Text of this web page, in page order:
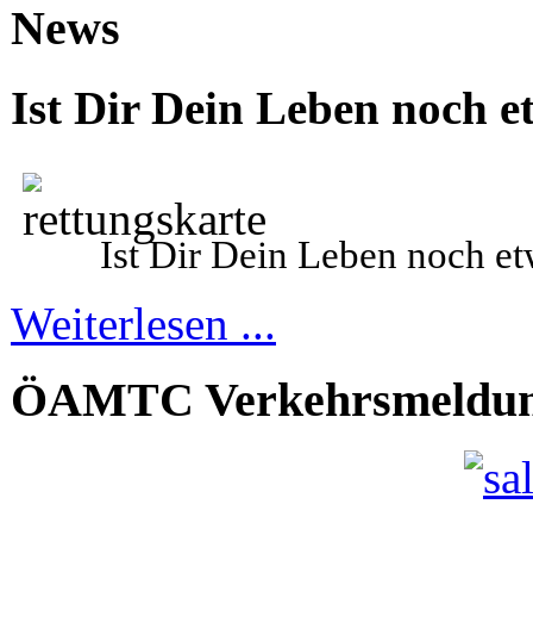
News
Ist Dir Dein Leben noch
Ist Dir Dein Leben noch
Weiterlesen ...
ÖAMTC